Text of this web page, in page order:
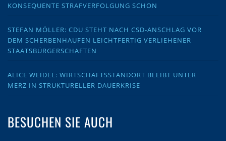
KONSEQUENTE STRAFVERFOLGUNG SCHON
STEFAN MÖLLER: CDU STEHT NACH CSD-ANSCHLAG VOR
DEM SCHERBENHAUFEN LEICHTFERTIG VERLIEHENER
STAATSBÜRGERSCHAFTEN
ALICE WEIDEL: WIRTSCHAFTSSTANDORT BLEIBT UNTER
MERZ IN STRUKTURELLER DAUERKRISE
BESUCHEN SIE AUCH